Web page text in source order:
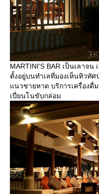
MARTINI'S BAR เป็นเลาจ
ตั้งอยู่บนทำเลที่มองเห็นทิวทั
นวชายหาด บริการเครื่องดื่
เปี่ยนโนขับกล่อม